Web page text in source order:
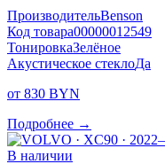
ПроизводительBenson
Код товара00000012549
ТонировкаЗелёное
Акустическое стеклоДа
от 830 BYN
Подробнее →
В наличии